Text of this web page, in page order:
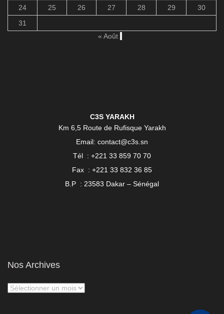
24
25 26 27 28 29
30
31
« Août
C3S YARAKH
Km 6,5 Route de Rufisque Yarakh
Email: contact@c3s.sn
Tél : +221 33 859 70 70
Fax : +221 33 832 36 85
B.P : 23583 Dakar – Sénégal
Nos Archives